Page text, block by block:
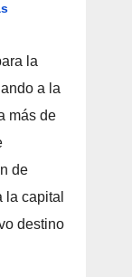
la
a la
más de
de
capital
destino